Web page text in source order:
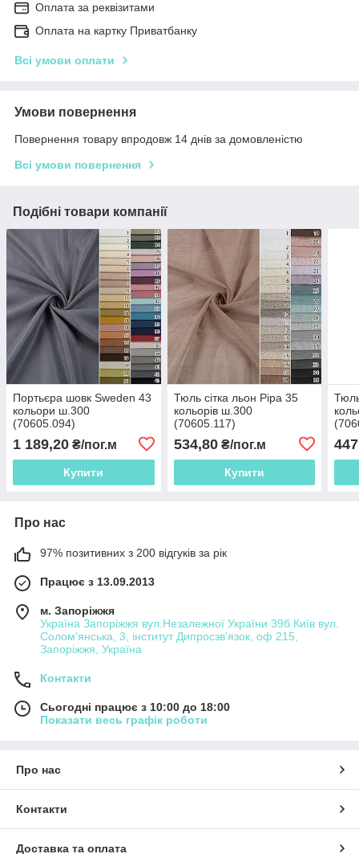
Оплата за реквізитами
Оплата на картку Приватбанку
Всі умови оплати
Умови повернення
Повернення товару впродовж 14 днів за домовленістю
Всі умови повернення
Подібні товари компанії
Портьєра шовк Sweden 43
кольори ш.300
(70605.094)
1 189,20 ₴/пог.м
Купити
Тюль сітка льон Pipa 35
кольорів ш.300
(70605.117)
534,80₴/пог.м
Купити
Про нас
97% позитивних з 200 відгуків за рік
Працює з 13.09.2013
м. Запоріжжя
Україна Запоріжжя вул.Незалежної України 39б Київ вул.
Солом'янська, 3, інститут Дипросзв'язок, оф 215,
Запоріжжя, Україна
Контакти
Сьогодні працює з 10:00 до 18:00
Показати весь графік роботи
Про нас
Контакти
Доставка та оплата